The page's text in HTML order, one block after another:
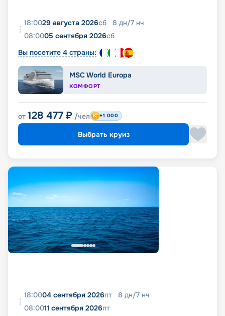
18:0029 августа 2026сб 8 дн/7 нч
08:0005 сентября 2026сб
Вы посетите 4 страны:
MSC World Europa
КОМФОРТ
от 128 477 ₽ /чел +1 000
Выбрать круиз
18:0004 сентября 2026пт 8 дн/7 нч
08:0011 сентября 2026пт